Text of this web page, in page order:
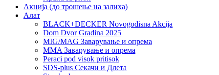
Акција (до трошење на залиха)
Алат
BLACK+DECKER Novogodisna Akcija
Dom Dvor Gradina 2025
MIG/MAG Заварување и опрема
MMA Заварување и опрема
Peraci pod visok pritisok
SDS-plus Секачи и Длета